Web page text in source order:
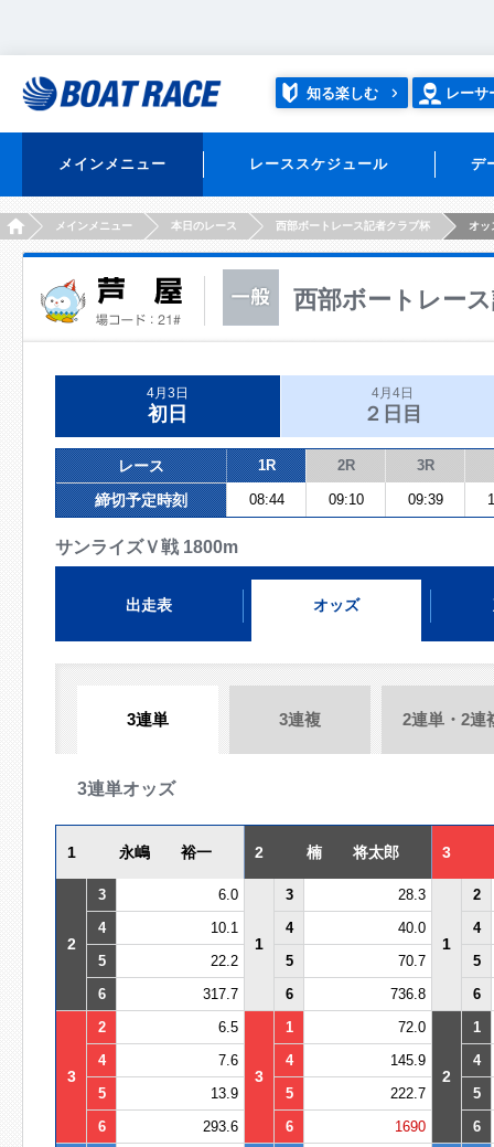
知る楽しむ レーサ
メインメニュー レーススケジュール デ
HOMEメインメニュー 本日のレース 西部ボートレース記者クラブ杯 オッ
西部ボートレー
4月3日
初日
4月4日
２日目
レース 1R 2R 3R
締切予定時刻 08:44 09:10 09:39
サンライズＶ戦 1800m
出走表 オッズ
3連単 3連複 2連単・2連
3連単オッズ
1 永嶋 裕一 2 楠 将太郎 3
2
3 6.0
1
3 28.3
1
2
4
10.1 4 40.0
4
5
22.2 5 70.7
5
6
317.7 6 736.8 6
3
2 6.5
3
1 72.0
2
1
4
7.6 4 145.9
4
5
13.9 5 222.7
5
6
293.6 6 1690 6